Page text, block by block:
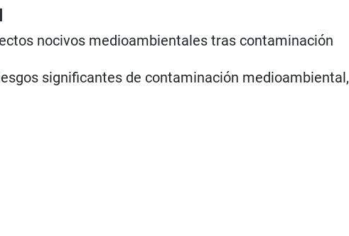
nocivos medioambientales tras contaminación
significantes de contaminación medioambiental,